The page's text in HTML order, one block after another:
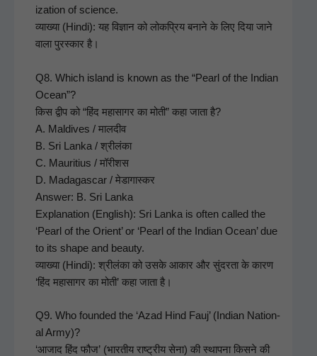
iza­tion of sci­ence.
व्याख्या (Hin­di): यह विज्ञान को लोकप्रिय बनाने के लिए दिया जाने
वाला पुरस्कार है।
Q8. Which island is known as the “Pearl of the Indi­an
Ocean”?
किस द्वीप को “हिंद महासागर का मोती” कहा जाता है?
A. Mal­dives / मालदीव
B. Sri Lan­ka / श्रीलंका
C. Mau­ri­tius / मॉरीशस
D. Mada­gas­car / मेडागास्कर
Answer: B. Sri Lan­ka
Expla­na­tion (Eng­lish): Sri Lan­ka is often called the
‘Pearl of the Ori­ent’ or ‘Pearl of the Indi­an Ocean’ due
to its shape and beau­ty.
व्याख्या (Hin­di): श्रीलंका को उसके आकार और सुंदरता के कारण
‘हिंद महासागर का मोती’ कहा जाता है।
Q9. Who found­ed the ‘Azad Hind Fauj’ (Indi­an Nation­
al Army)?
‘आजाद हिंद फौज’ (भारतीय राष्ट्रीय सेना) की स्थापना किसने की